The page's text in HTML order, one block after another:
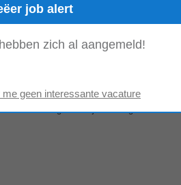
van eerste contact tot warm lead bij
niet de enige. Terwijl de vraag naar online
zich al aangemeld!